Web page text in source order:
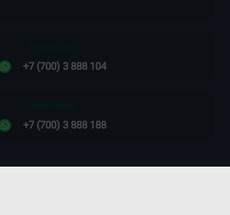
+7 (700) 3 888 104
+7 (700) 3 888 188